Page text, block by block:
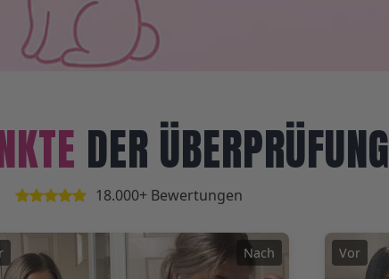
DER ÜBERPRÜFUNG
18.000+ Bewertungen
Nach Vor